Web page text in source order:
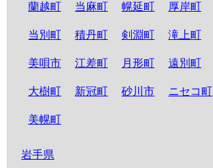
蘭越町 当麻町 幌延町 厚岸町
当別町 積丹町 剣淵町 滝上町
美唄市 江差町 月形町 遠別町
大樹町 新冠町 砂川市 ニセコ町
美幌町
岩手県